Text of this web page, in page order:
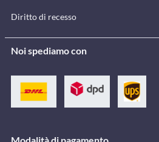
Diritto di recesso
Noi spediamo con
Modalità di pagamento